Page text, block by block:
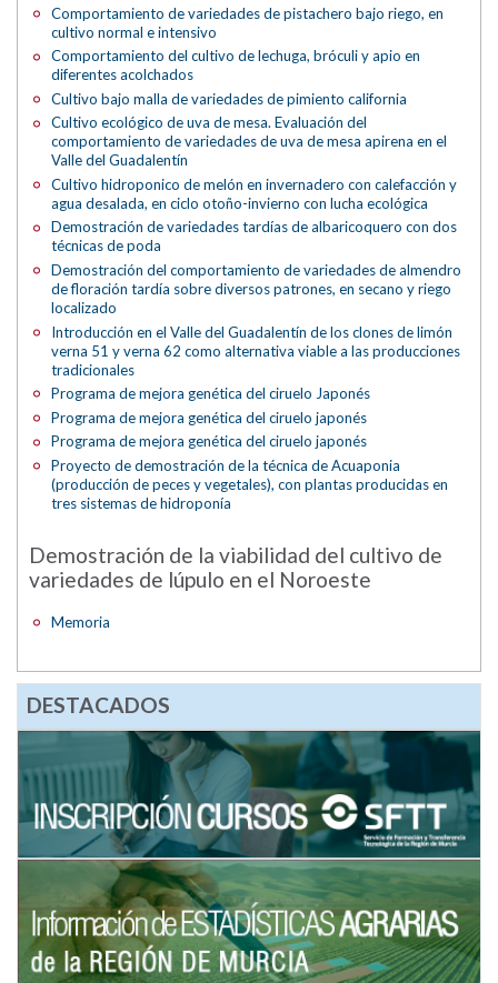
Comportamiento de variedades de pistachero bajo riego, en
cultivo normal e intensivo
Comportamiento del cultivo de lechuga, bróculi y apio en
diferentes acolchados
Cultivo bajo malla de variedades de pimiento california
Cultivo ecológico de uva de mesa. Evaluación del
comportamiento de variedades de uva de mesa apirena en el
Valle del Guadalentín
Cultivo hidroponico de melón en invernadero con calefacción y
agua desalada, en ciclo otoño-invierno con lucha ecológica
Demostración de variedades tardías de albaricoquero con dos
técnicas de poda
Demostración del comportamiento de variedades de almendro
de floración tardía sobre diversos patrones, en secano y riego
localizado
Introducción en el Valle del Guadalentín de los clones de limón
verna 51 y verna 62 como alternativa viable a las producciones
tradicionales
Programa de mejora genética del ciruelo Japonés
Programa de mejora genética del ciruelo japonés
Programa de mejora genética del ciruelo japonés
Proyecto de demostración de la técnica de Acuaponia
(producción de peces y vegetales), con plantas producidas en
tres sistemas de hidroponía
Demostración de la viabilidad del cultivo de
variedades de lúpulo en el Noroeste
Memoria
DESTACADOS